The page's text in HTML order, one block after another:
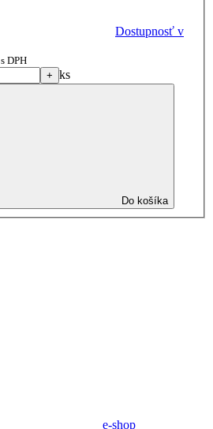
Dostupnosť v
s DPH
+ ks
Do košíka
e-shop